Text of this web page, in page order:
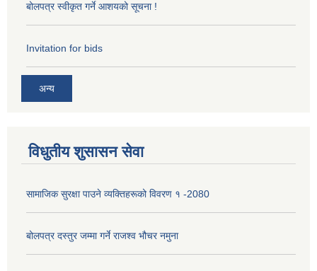
बोलपत्र स्वीकृत गर्ने आशयको सूचना !
Invitation for bids
अन्य
विधुतीय शुसासन सेवा
सामाजिक सुरक्षा पाउने व्यक्तिहरूको विवरण १ -2080
बोलपत्र दस्तुर जम्मा गर्ने राजश्व भौचर नमुना